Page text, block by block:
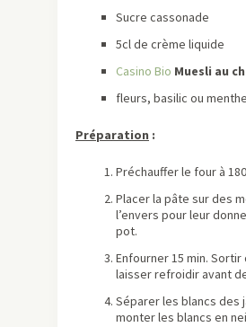
Sucre cassonade
5cl de crème liquide
Casino Bio Muesli au
fleurs, basilic ou menthe
Préparation :
Préchauffer le four à
Placer la pâte sur des
l’envers pour leur
pot.
Enfourner 15 min.
laisser refroidir avant
Séparer les blancs des
monter les blancs en